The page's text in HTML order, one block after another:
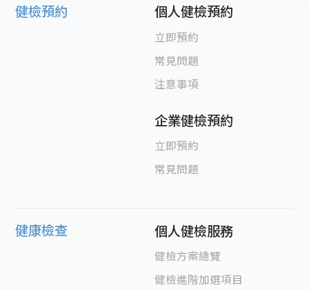
健檢預約 個人健檢預約
立即預約
常見問題
注意事項
企業健檢預約
立即預約
常見問題
健康檢查 個人健檢服務
健檢方案總覽
健檢進階加選項目